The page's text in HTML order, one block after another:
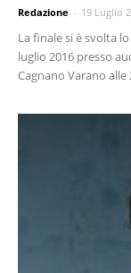
Redazione - 19 Luglio
La finale si è svolta
luglio 2016 presso
Cagnano Varano alle